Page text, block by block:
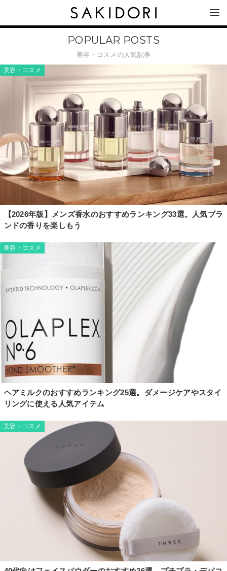
POPULAR POSTS
美容・コスメの人気記事
美容・コスメ
【2026年版】メンズ香水のおすすめランキング33選。人気ブラ
ンドの香りを楽しもう
美容・コスメ
ヘアミルクのおすすめランキング25選。ダメージケアやスタイ
リングに使える人気アイテム
美容・コスメ